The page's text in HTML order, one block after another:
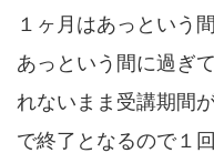
１ヶ月はあっという
あっという間に過ぎ
れないまま受講期間
で終了となるので１